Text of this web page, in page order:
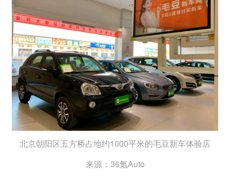
北京朝阳区五方桥占地约1000平米的毛豆新车体验店
来源：36氪Auto